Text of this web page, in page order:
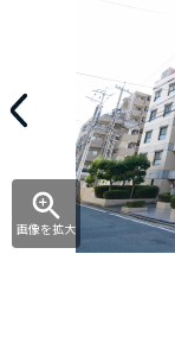
画像を拡大